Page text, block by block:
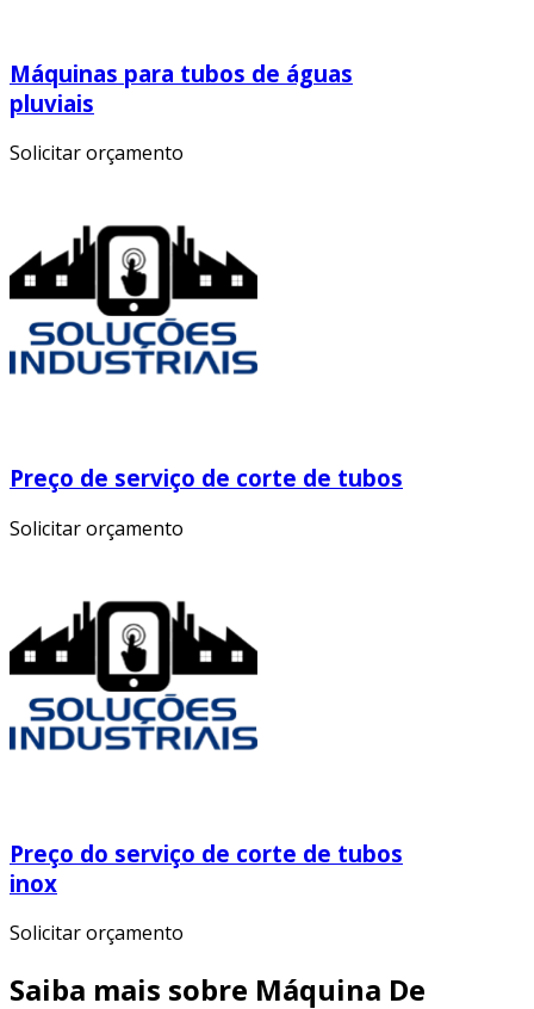
Máquinas para tubos de águas
pluviais
Solicitar orçamento
Preço de serviço de corte de tubos
Solicitar orçamento
Preço do serviço de corte de tubos
inox
Solicitar orçamento
Saiba mais sobre Máquina De